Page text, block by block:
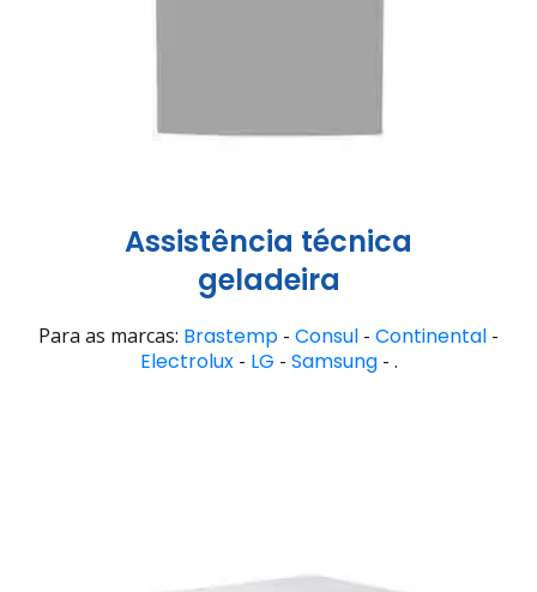
Assistência técnica
geladeira
Para as marcas: Brastemp - Consul - Continental -
Electrolux- LG - Samsung- .